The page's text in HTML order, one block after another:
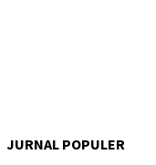
JURNAL POPULER